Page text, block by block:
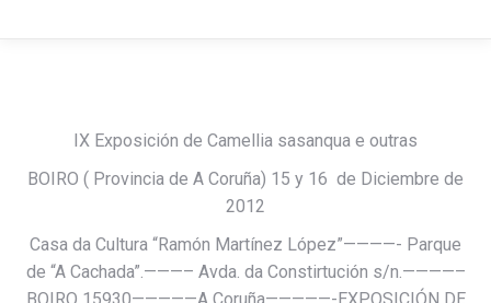
IX Exposición de Camellia sasanqua e outras
BOIRO ( Provincia de A Coruña) 15 y 16 de Diciembre de
2012
Casa da Cultura “Ramón Martínez López”————- Parque
de “A Cachada”.———– Avda. da Constirtución s/n.————–